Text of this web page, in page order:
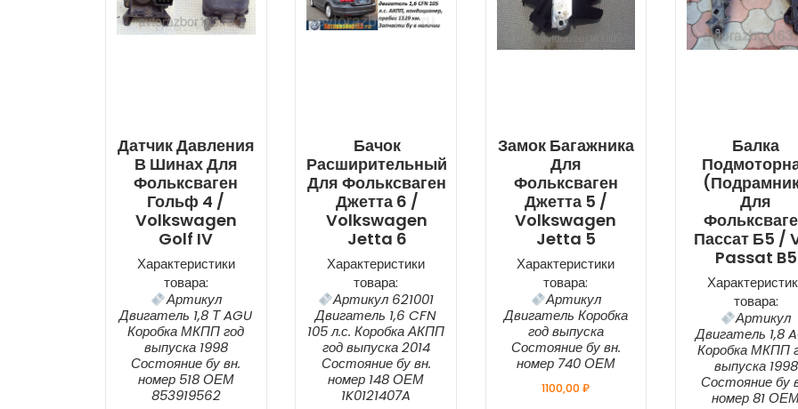
Датчик Давления
В Шинах Для
Фольксваген
Гольф 4 /
Volkswagen
Golf IV
Характеристики
товара:
Артикул
Двигатель 1,8 Т AGU
Коробка МКПП год
выпуска 1998
Состояние бу вн.
номер 518 ОЕМ
853919562
Бачок
Расширительный
Для Фольксваген
Джетта 6 /
Volkswagen
Jetta 6
Характеристики
товара:
Артикул 621001
Двигатель 1,6 CFN
105 л.с. Коробка АКПП
год выпуска 2014
Состояние бу вн.
номер 148 ОЕМ
1K0121407A
Замок Багажника
Для
Фольксваген
Джетта 5 /
Volkswagen
Jetta 5
Характеристики
товара:
Артикул
Двигатель Коробка
год выпуска
Состояние бу вн.
номер 740 ОЕМ
1100,00₽
Балка
Для
Пассат Б5 /
Passat B5
товара:
Артикул
Двигатель 1,8
Коробка МКПП
выпуска 1998
Состояние бу
номер 81